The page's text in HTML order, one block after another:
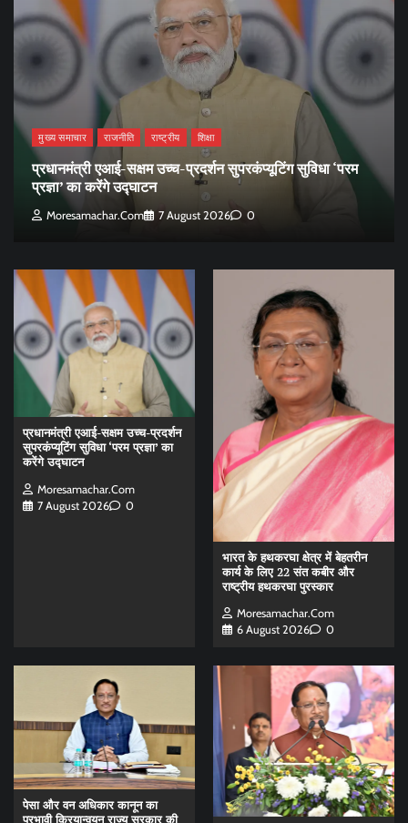
मुख्य समाचार राजनीति राष्ट्रीय शिक्षा
प्रधानमंत्री एआई-सक्षम उच्च-प्रदर्शन सुपरकंप्यूटिंग सुविधा ‘परम
प्रज्ञा’ का करेंगे उद्घाटन
Moresamachar.com 7 August 2026 0
प्रधानमंत्री एआई-सक्षम उच्च-प्रदर्शन
सुपरकंप्यूटिंग सुविधा ‘परम प्रज्ञा’ का
करेंगे उद्घाटन
Moresamachar.com
7 August 2026
0
भारत के हथकरघा क्षेत्र में बेहतरीन
कार्य के लिए 22 संत कबीर और
राष्ट्रीय हथकरघा पुरस्कार
Moresamachar.com
6 August 2026
0
पेसा और वन अधिकार कानून का
प्रभावी क्रियान्वयन राज्य सरकार की